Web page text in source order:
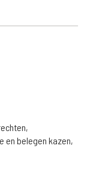
en belegen kazen,